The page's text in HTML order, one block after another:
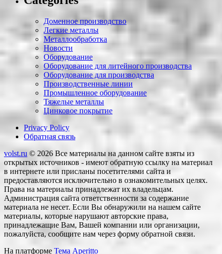
Доменное производство
Легкие металлы
Металлообработка
Новости
Оборудование
Оборудование для литейного производства
Оборудование для производства
Производственные линии
Промышленное оборудование
Тяжелые металлы
Цинковое покрытие
Privacy Policy
Обратная связь
volst.ru © 2026 Все материалы на данном сайте взяты из
открытых источников - имеют обратную ссылку на материал
в интернете или присланы посетителями сайта и
предоставляются исключительно в ознакомительных целях.
Права на материалы принадлежат их владельцам.
Администрация сайта ответственности за содержание
материала не несет. Если Вы обнаружили на нашем сайте
материалы, которые нарушают авторские права,
принадлежащие Вам, Вашей компании или организации,
пожалуйста, сообщите нам через форму обратной связи.
На платформе Тема Aperitto